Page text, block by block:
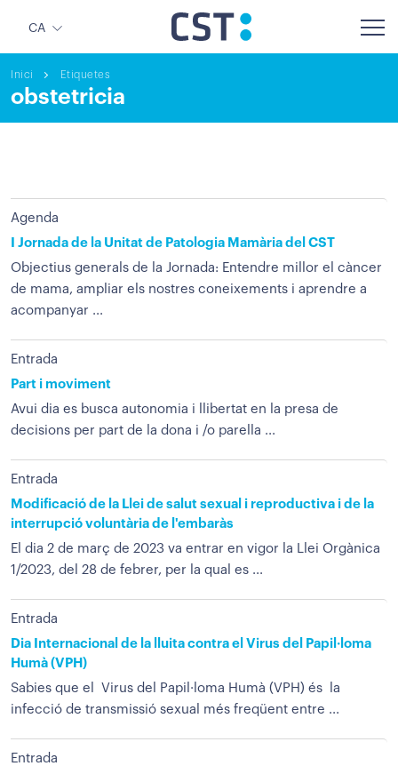
CA
Inici Etiquetes
obstetricia
Agenda
I Jornada de la Unitat de Patologia Mamària del CST
Objectius generals de la Jornada: Entendre millor el càncer
de mama, ampliar els nostres coneixements i aprendre a
acompanyar ...
Entrada
Part i moviment
Avui dia es busca autonomia i llibertat en la presa de
decisions per part de la dona i /o parella ...
Entrada
Modificació de la Llei de salut sexual i reproductiva i de la
interrupció voluntària de l'embaràs
El dia 2 de març de 2023 va entrar en vigor la Llei Orgànica
1/2023, del 28 de febrer, per la qual es ...
Entrada
Dia Internacional de la lluita contra el Virus del Papil·loma
Humà (VPH)
Sabies que el Virus del Papil·loma Humà (VPH) és la
infecció de transmissió sexual més freqüent entre ...
Entrada